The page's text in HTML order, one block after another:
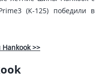
(К-125) победили в
>>